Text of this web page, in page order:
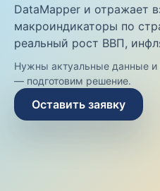
DataMapper и отражает
макроиндикаторы по
реальный рост ВВП,
Нужны актуальные данные и
— подготовим решение.
Оставить заявку